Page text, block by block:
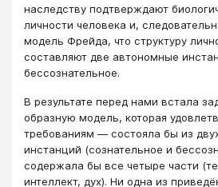
наследству подтверждают
личности человека и,
модель Фрейда, что структуру
составляют две автономные
бессознательное.
В результате перед нами встала
образную модель, которая
требованиям ― состояла бы из
инстанций (сознательное и
содержала бы все четыре части
интеллект, дух). Ни одна из